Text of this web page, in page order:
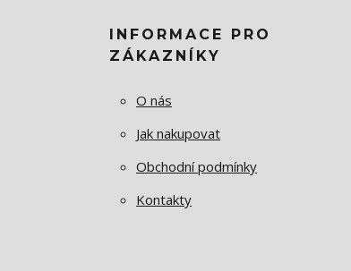
INFORMACE PRO
ZÁKAZNÍKY
O nás
Jak nakupovat
Obchodní podmínky
Kontakty